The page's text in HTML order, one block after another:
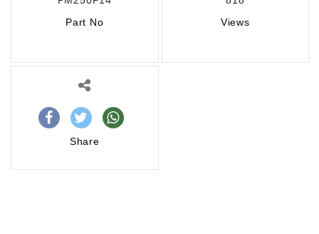
Part No
Views
Share